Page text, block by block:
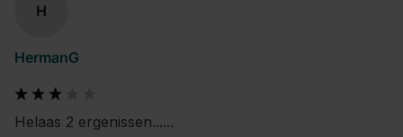
H
HermanG
Helaas 2 ergenissen......